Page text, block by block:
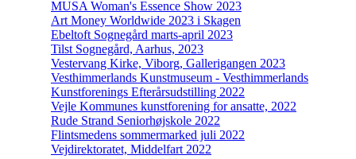
MUSA Woman's Essence Show 2023
Art Money Worldwide 2023 i Skagen
Ebeltoft Sognegård marts-april 2023
Tilst Sognegård, Aarhus, 2023
Vestervang Kirke, Viborg, Gallerigangen 2023
Vesthimmerlands Kunstmuseum - Vesthimmerlands
Kunstforenings Efterårsudstilling 2022
Vejle Kommunes kunstforening for ansatte, 2022
Rude Strand Seniorhøjskole 2022
Flintsmedens sommermarked juli 2022
Vejdirektoratet, Middelfart 2022